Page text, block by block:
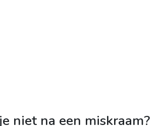
niet na een miskraam?